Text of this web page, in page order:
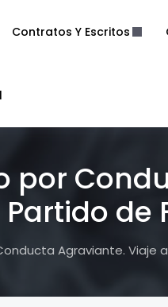
Contratos Y Escritos
por
de
Agraviante. Viaje